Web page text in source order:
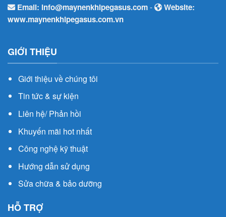
Email: info@maynenkhipegasus.com-
Website:
www.maynenkhipegasus.com.vn
GIỚI THIỆU
Giới thiệu về chúng tôi
Tin tức & sự kiện
Liên hệ/ Phản hồi
Khuyến mãi hot nhất
Công nghệ kỹ thuật
Hướng dẫn sử dụng
Sửa chữa & bảo dưỡng
HỖ TRỢ